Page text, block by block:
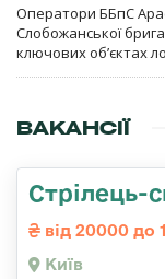
Оператори ББпС
Слобожанської
ключових об’єктах
ВАКАНСІЇ
Стрілець-
від 20000 до
Київ